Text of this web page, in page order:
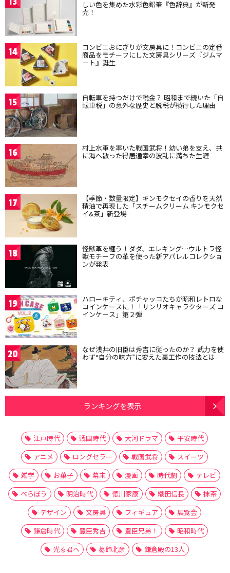
しい色を集めた水彩色鉛筆『色辞典』が新発
売！
14 コンビニおにぎりが文房具に！コンビニの定番
商品をモチーフにした文房具シリーズ『ジムマ
ート』誕生
15 自転車を持つだけで税金？ 昭和まで続いた「自
転車税」の意外な歴史と脱税が横行した理由
16 村上水軍を率いた戦国武将！幼い弟を支え、共
に海へ散った得居通幸の波乱に満ちた生涯
17 【季節・数量限定】キンモクセイの香りを天然
精油で再現した「スチームクリーム キンモクセ
イ&茶」新登場
18 怪獣革を纏う！ダダ、エレキング…ウルトラ怪
獣モチーフの革を使った新アパレルコレクショ
ンが発表
19 ハローキティ、ポチャッコたちが昭和レトロな
コインケースに！「サンリオキャラクターズ コ
インケース」第２弾
20 なぜ浅井の旧臣は秀吉に従ったのか？ 武力を使
わず“自分の味方”に変えた裏工作の技法とは
ランキングを表示
江戸時代 戦国時代 大河ドラマ
平安時代
アニメ
ロングセラー 戦国武将
スイーツ
雑学
お菓子 幕末 漫画 時代劇
テレビ
べらぼう
明治時代 徳川家康 織田信長
抹茶
デザイン
文房具 フィギュア
展覧会
鎌倉時代
豊臣秀吉 豊臣兄弟！
昭和時代
光る君へ
葛飾北斎 鎌倉殿の13人